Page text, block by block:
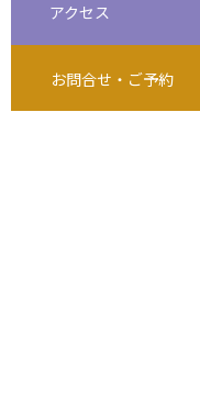
アクセス
お問合せ・ご予約